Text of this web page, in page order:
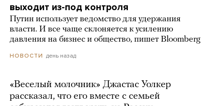
выходит из-под контроля
Путин использует ведомство для удержания
власти. И все чаще склоняется к усилению
давления на бизнес и общество, пишет Bloomberg
НОВОСТИ день назад
«Веселый молочник» Джастас Уолкер
рассказал, что его вместе с семьей